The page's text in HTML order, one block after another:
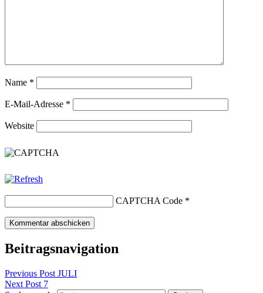
Name *
E-Mail-Adresse *
Website
CAPTCHA Code *
Beitragsnavigation
Previous Post JULI
Next Post 7